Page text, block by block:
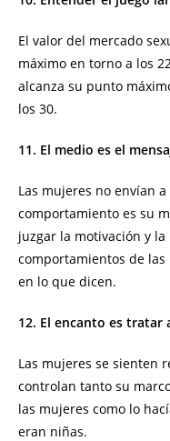
El valor del mercado
máximo en torno a los
alcanza su punto
los 30.
11. El medio es el
Las mujeres no envían
comportamiento es su
juzgar la motivación y
comportamientos de
en lo que dicen.
12. El encanto es tratar
Las mujeres se sienten
controlan tanto su
las mujeres como lo
eran niñas.